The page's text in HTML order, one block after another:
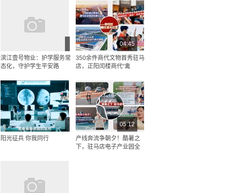
滨江壹号物业：护学服务常
态化，守护学生平安路
04:45
350余件商代文物首秀驻马
店，正阳闰楼商代“禽
阳光征兵 你我同行
05:12
产线奔流争朝夕！酷暑之
下，驻马店电子产业园全